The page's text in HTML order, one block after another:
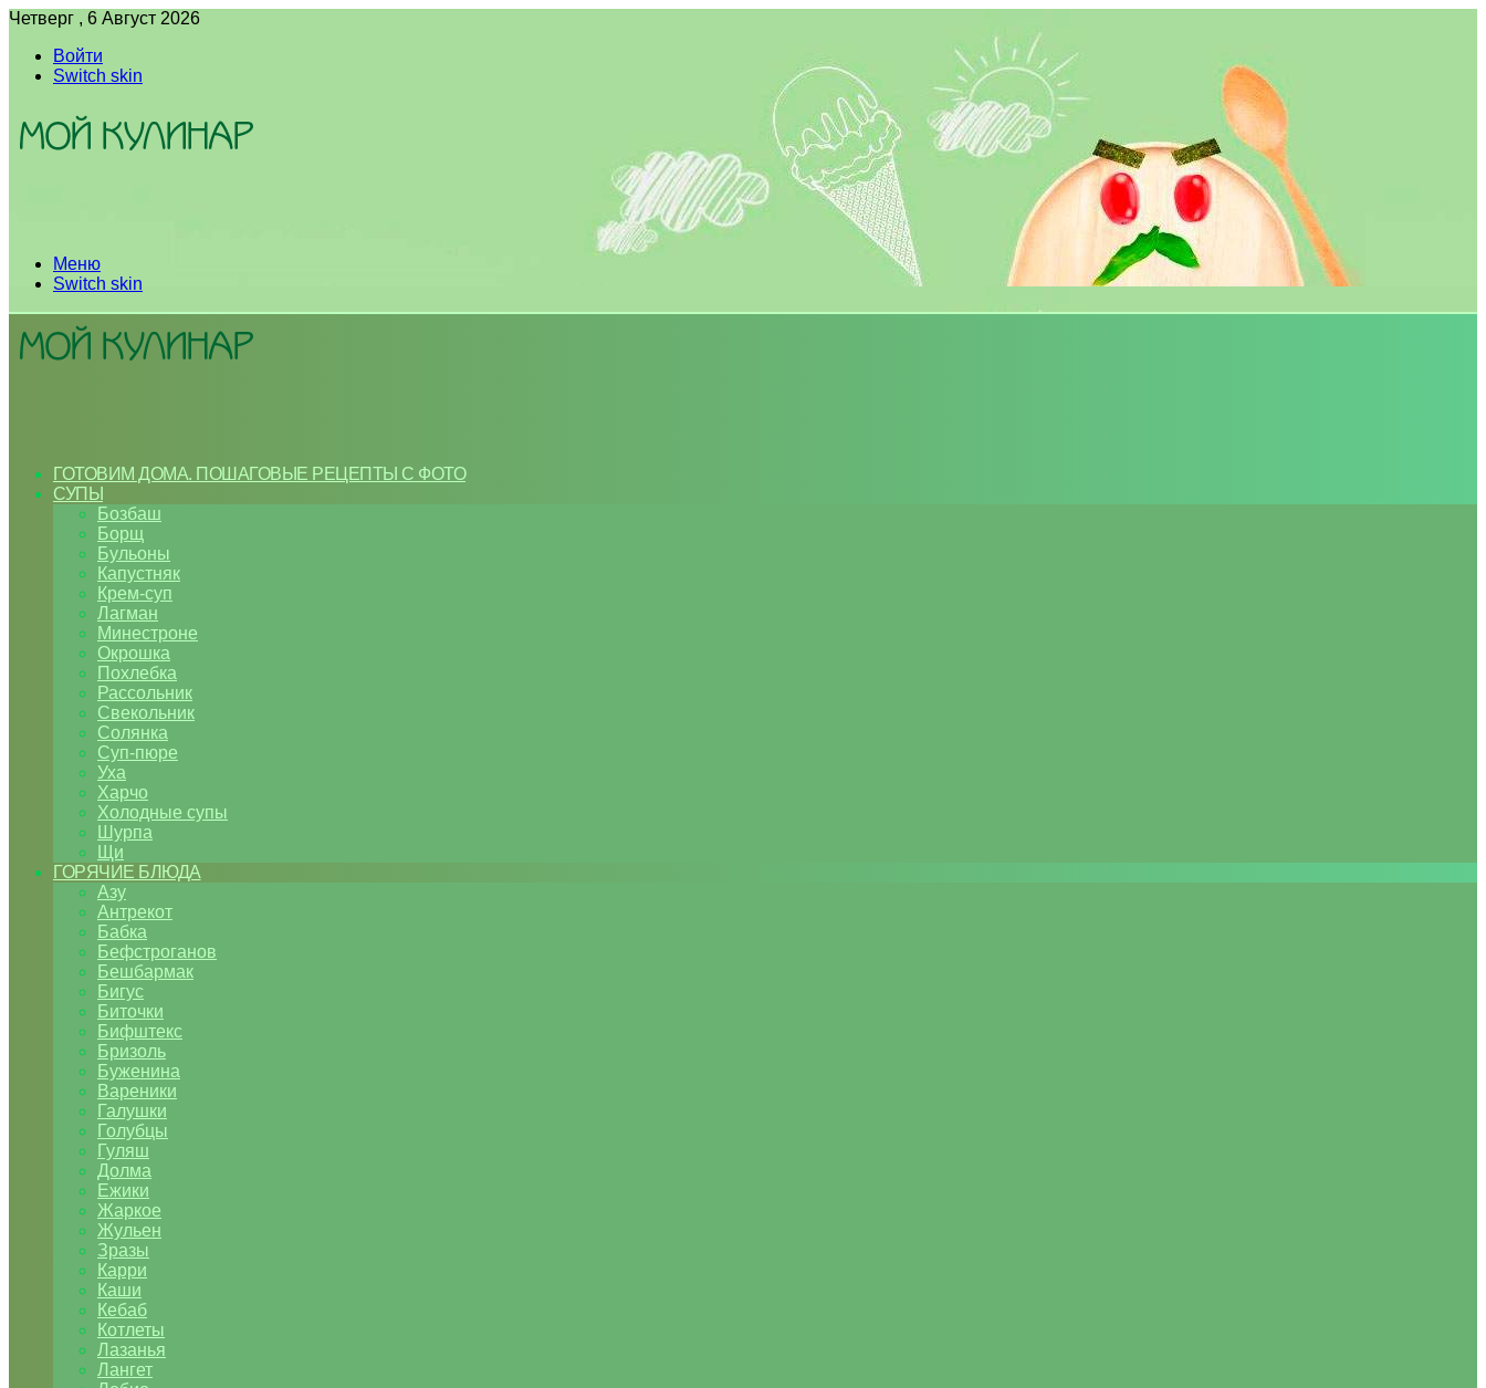
Четверг , 6 Август 2026
Войти
Switch skin
Меню
Switch skin
ГОТОВИМ ДОМА. ПОШАГОВЫЕ РЕЦЕПТЫ С ФОТО
СУПЫ
Бозбаш
Борщ
Бульоны
Капустняк
Крем-суп
Лагман
Минестроне
Окрошка
Похлебка
Рассольник
Свекольник
Солянка
Суп-пюре
Уха
Харчо
Холодные супы
Шурпа
Щи
ГОРЯЧИЕ БЛЮДА
Азу
Антрекот
Бабка
Бефстроганов
Бешбармак
Бигус
Биточки
Бифштекс
Бризоль
Буженина
Вареники
Галушки
Голубцы
Гуляш
Долма
Ежики
Жаркое
Жульен
Зразы
Карри
Каши
Кебаб
Котлеты
Лазанья
Лангет